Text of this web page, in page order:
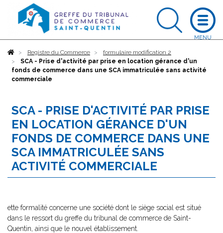
AccueilRegistre du Commerce
formulaire modification 2
SCA - Prise d'activité par prise en location gérance d'un
fonds de commerce dans une SCA immatriculée sans activité
commerciale
SCA - PRISE D'ACTIVITÉ PAR PRISE
EN LOCATION GÉRANCE D'UN
FONDS DE COMMERCE DANS UNE
SCA IMMATRICULÉE SANS
ACTIVITÉ COMMERCIALE
ette formalité concerne une société dont le siège social est situé
dans le ressort du greffe du tribunal de commerce de Saint-
Quentin, ainsi que le nouvel établissement.